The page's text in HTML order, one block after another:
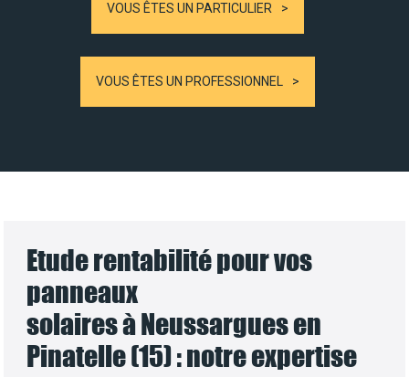
VOUS ÊTES UN PARTICULIER
VOUS ÊTES UN PROFESSIONNEL
Etude rentabilité pour vos
panneaux
solaires à Neussargues en
Pinatelle (15) : notre expertise